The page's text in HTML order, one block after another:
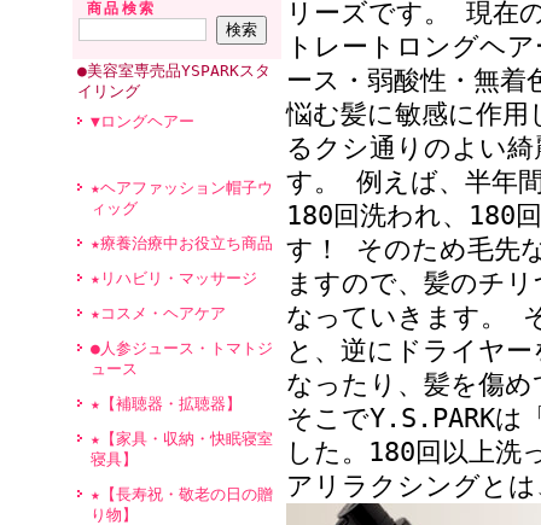
商品検索
●美容室専売品YSPARKスタ
イリング
▼ロングヘアー
★ヘアファッション帽子ウ
ィッグ
★療養治療中お役立ち商品
★リハビリ・マッサージ
★コスメ・ヘアケア
●人参ジュース・トマトジ
ュース
★【補聴器・拡聴器】
★【家具・収納・快眠寝室
寝具】
★【長寿祝・敬老の日の贈
り物】
リーズです。 現在
トレートロングヘ
ース・弱酸性・無着
悩む髪に敏感に作
るクシ通りのよい
す。 例えば、半年
180回洗われ、180
す！ そのため毛先
ますので、髪のチ
なっていきます。
と、逆にドライヤ
なったり、髪を傷
そこでY.S.PARKは
した。180回以上洗
アリラクシングと